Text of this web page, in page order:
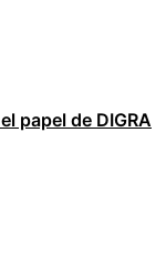
papel de DIGRA